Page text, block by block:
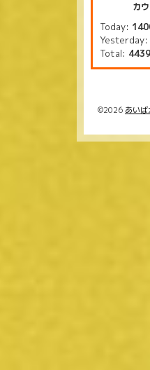
カ
Today:
Yesterday:
Total:
©2026 あい